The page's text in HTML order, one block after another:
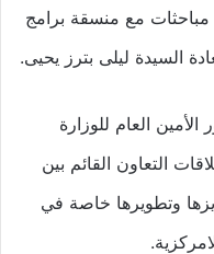
مباحثات مع منسقة برامج
السيدة ليلى بترز يحيى.
العام للوزارة
التعاون القائم بين
وتطويرها خاصة في